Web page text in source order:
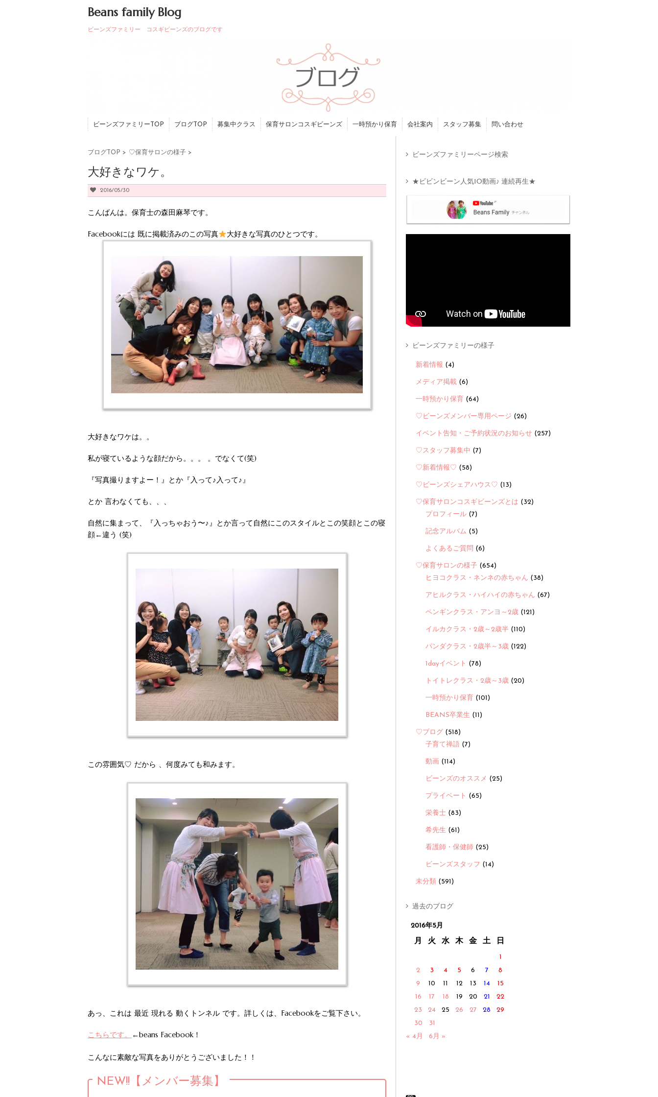
Beans family Blog
ビーンズファミリー コスギビーンズのブログです
ビーンズファミリーTOP ブログTOP 募集中クラス 保育サロンコスギビーンズ 一時預かり保育 会社案内 スタッフ募集 問い合わせ
ブログTOP > ♡保育サロンの様子 >
大好きなワケ。
2016/05/30
こんばんは。保育士の森田麻琴です。
Facebookには 既に掲載済みのこの写真 大好きな写真のひとつです。
大好きなワケは。。
私が寝ているような顔だから。。。 。でなくて(笑)
『写真撮りますよー！』とか『入って♪入って♪』
とか 言わなくても、、、
自然に集まって、『入っちゃおう〜♪』とか言って自然にこのスタイルとこの笑顔とこの寝
顔←違う (笑)
この雰囲気♡ だから 、何度みても和みます。
あっ、これは 最近 現れる 動くトンネル です。詳しくは、Facebookをご覧下さい。
こちらです。 ←beans Facebook！
こんなに素敵な写真をありがとうございました！！
NEW!!【メンバー募集】
ビーンズファミリーページ検索
★ビビンビーン人気10動画♪ 連続再生★
ビーンズファミリーの様子
新着情報 (4)
メディア掲載 (6)
一時預かり保育 (64)
♡ビーンズメンバー専用ページ (26)
イベント告知・ご予約状況のお知らせ (257)
♡スタッフ募集中 (7)
♡新着情報♡ (58)
♡ビーンズシェアハウス♡ (13)
♡保育サロンコスギビーンズとは (32)
プロフィール (7)
記念アルバム (5)
よくあるご質問 (6)
♡保育サロンの様子 (654)
ヒヨコクラス・ネンネの赤ちゃん (38)
アヒルクラス・ハイハイの赤ちゃん (67)
ペンギンクラス・アンヨ～2歳 (121)
イルカクラス・2歳～2歳半 (110)
パンダクラス・2歳半～3歳 (122)
1dayイベント (78)
トイトレクラス・2歳～3歳 (20)
一時預かり保育 (101)
BEANS卒業生 (11)
♡ブログ (518)
子育て禅語 (7)
動画 (114)
ビーンズのオススメ (25)
プライベート (65)
栄養士 (83)
希先生 (61)
看護師・保健師 (25)
ビーンズスタッフ (14)
未分類 (591)
過去のブログ
2016年5月
月 火 水 木 金 土 日
1
2
3 4 5 6 7
8
9
10 11 12 13 14
15
16
17 18 19 20 21
22
23
24 25 26 27 28
29
30
31
« 4月
6月 »